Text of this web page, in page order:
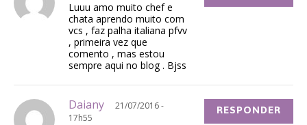
Luuu amo muito chef e
chata aprendo muito com
vcs , faz palha italiana pfvv
, primeira vez que
comento , mas estou
sempre aqui no blog . Bjss
Daiany
21/07/2016 -
17h55
RESPONDER